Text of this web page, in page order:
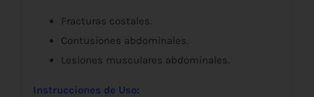
Fracturas costales.
Contusiones abdominales.
Lesiones musculares abdominales.
Instrucciones de Uso: